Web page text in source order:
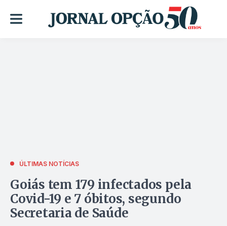
ÚLTIMAS NOTÍCIAS
Goiás tem 179 infectados pela
Covid-19 e 7 óbitos, segundo
Secretaria de Saúde